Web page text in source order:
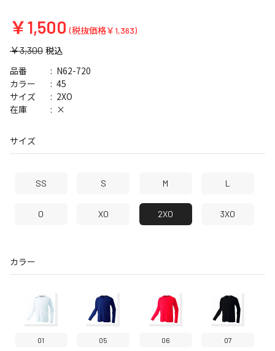
￥1,500 (税抜価格￥1,363)
￥3,300 税込
品番
N62-720
サイズ 2XO
カラー 45
在庫 ×
サイズ
SS S M L
O XO 2XO 3XO
カラー
01 05 06 07